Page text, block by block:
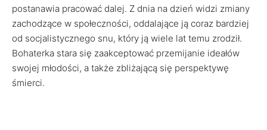
postanawia pracować dalej. Z dnia na dzień widzi zmiany
zachodzące w społeczności, oddalające ją coraz bardziej
od socjalistycznego snu, który ją wiele lat temu zrodził.
Bohaterka stara się zaakceptować przemijanie ideałów
swojej młodości, a także zbliżającą się perspektywę
śmierci.